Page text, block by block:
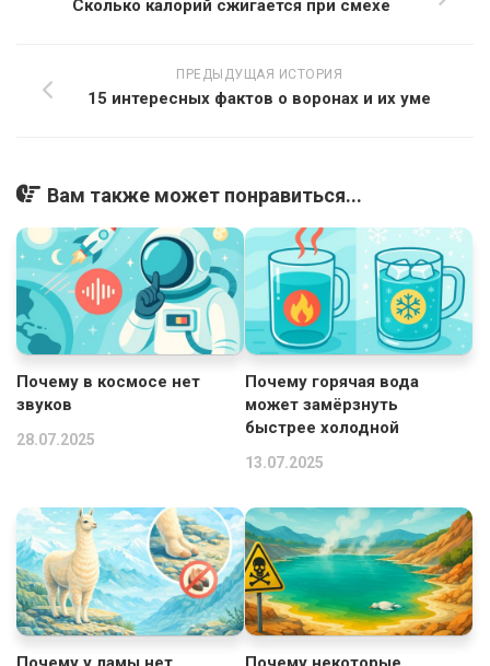
Сколько калорий сжигается при смехе
ПРЕДЫДУЩАЯ ИСТОРИЯ
15 интересных фактов о воронах и их уме
Вам также может понравиться...
Почему в космосе нет
звуков
28.07.2025
Почему горячая вода
может замёрзнуть
быстрее холодной
13.07.2025